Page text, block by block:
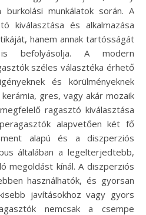
munkálatok során. A
kiválasztása és alkalmazása
hanem annak tartósságát
befolyásolja. A modern
széles választéka érhető
és körülményeknek
gres, vagy akár mozaik
ragasztó kiválasztása
alapvetően két fő
alapú és a diszperziós
általában a legelterjedtebb,
megoldást kínál. A diszperziós
használhatók, és gyorsan
javításokhoz vagy gyors
nemcsak a csempe